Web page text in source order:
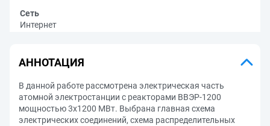
Сеть
Интернет
АННОТАЦИЯ
В данной работе рассмотрена электрическая часть
атомной электростанции с реакторами ВВЭР-1200
мощностью 3х1200 МВт. Выбрана главная схема
электрических соединений, схема распределительных